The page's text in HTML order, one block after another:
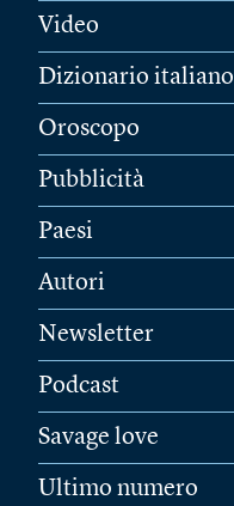
Video
Dizionario italiano
Oroscopo
Pubblicità
Paesi
Autori
Newsletter
Podcast
Savage love
Ultimo numero